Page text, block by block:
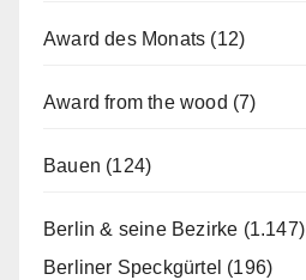
Award des Monats (12)
Award from the wood (7)
Bauen (124)
Berlin & seine Bezirke (1.147)
Berliner Speckgürtel (196)